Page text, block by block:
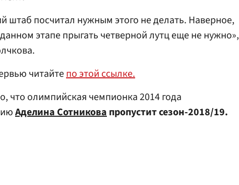
штаб посчитал нужным этого не делать. Наверное,
этапе прыгать четверной лутц еще не нужно»,
читайтепо этой ссылке.
что олимпийская чемпионка 2014 года
Аделина Сотниковапропустит сезон-2018/19.